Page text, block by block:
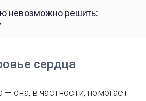
невозможно решить:
сердца
она, в частности, помогает